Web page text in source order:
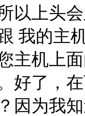
以上头
我的主
主机上
好了，
因为我